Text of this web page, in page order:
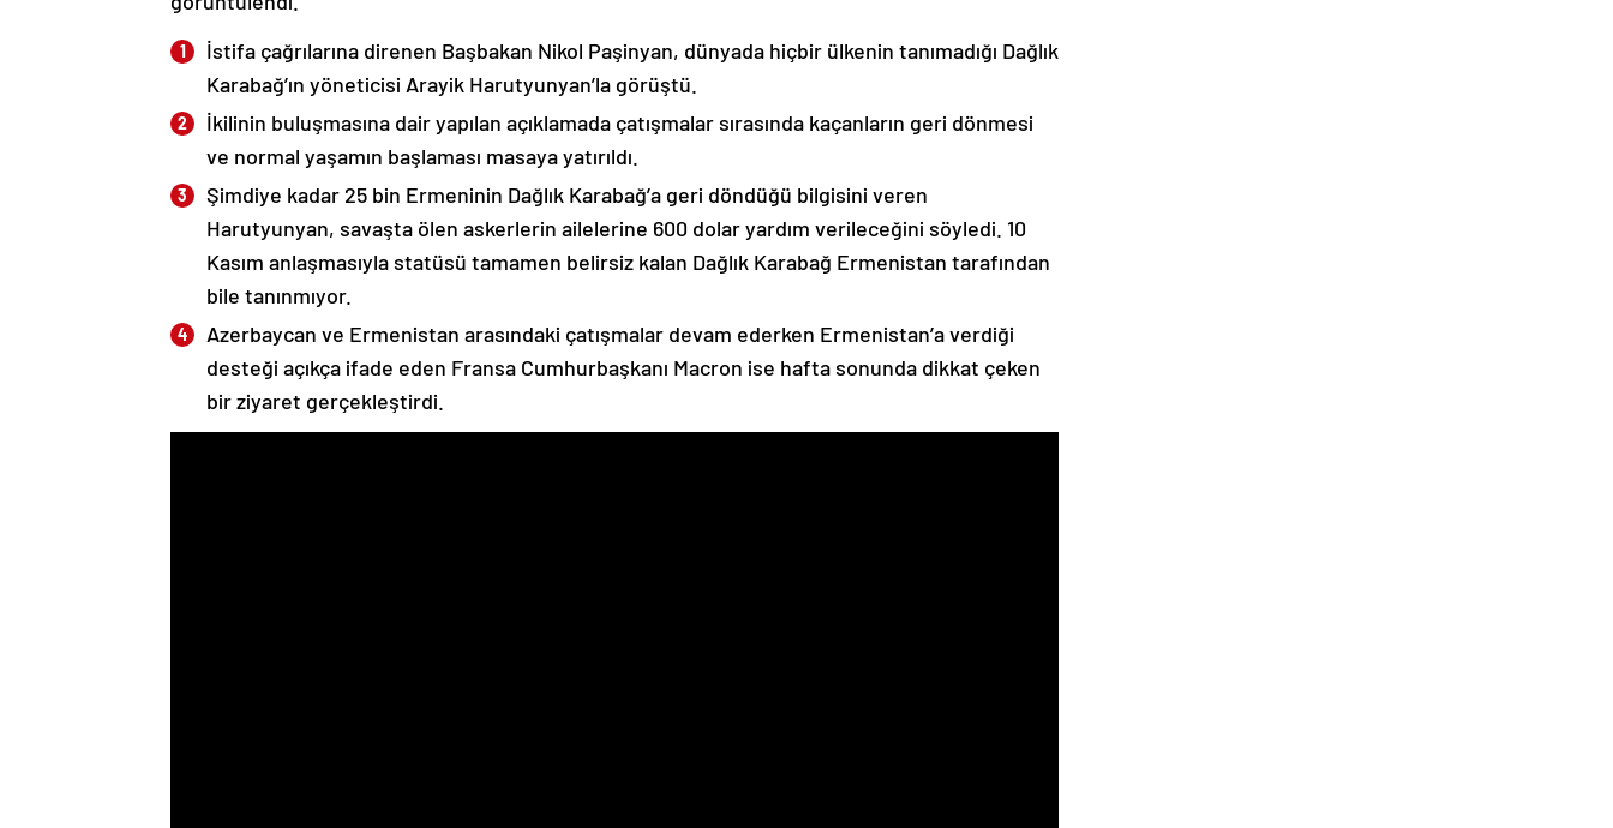
İstifa çağrılarına direnen Başbakan Nikol Paşinyan, dünyada hiçbir ülkenin tanımadığı Dağlık
Karabağ’ın yöneticisi Arayik Harutyunyan’la görüştü.
İkilinin buluşmasına dair yapılan açıklamada çatışmalar sırasında kaçanların geri dönmesi
ve normal yaşamın başlaması masaya yatırıldı.
Şimdiye kadar 25 bin Ermeninin Dağlık Karabağ’a geri döndüğü bilgisini veren
Harutyunyan, savaşta ölen askerlerin ailelerine 600 dolar yardım verileceğini söyledi. 10
Kasım anlaşmasıyla statüsü tamamen belirsiz kalan Dağlık Karabağ Ermenistan tarafından
bile tanınmıyor.
Azerbaycan ve Ermenistan arasındaki çatışmalar devam ederken Ermenistan’a verdiği
desteği açıkça ifade eden Fransa Cumhurbaşkanı Macron ise hafta sonunda dikkat çeken
bir ziyaret gerçekleştirdi.